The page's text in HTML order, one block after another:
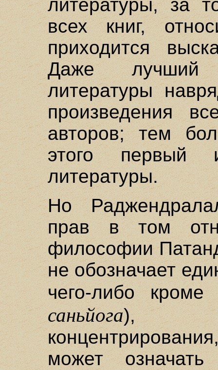
литературы, за
всех книг,
приходится
Даже лучший
литературы
произведения
авторов; тем
этого первый
литературы.
Но
прав в том
философии
не обозначает
чего-либо
саньйога),
может